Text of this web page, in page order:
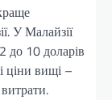
У Малайзії
до 10 доларів
ціни вищі –